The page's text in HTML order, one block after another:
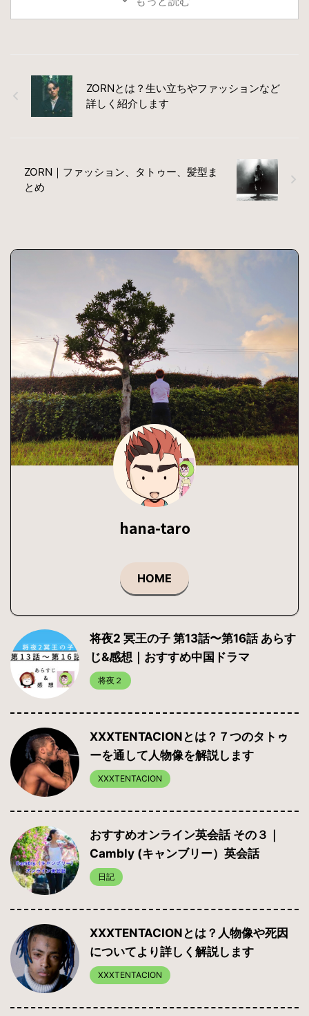
す「夫子ってすごい」と思い
冥王の子』の 主人公の寧缺
（ネイ・ケツ）役 は、一作目
の『将夜 戦乱の帝国』の 陳飛
ZORNとは？生い立ちやファッションなど
詳しく紹介します
ZORN｜ファッション、タトゥー、髪型ま
とめ
hana-taro
HOME
将夜2 冥王の子 第13話〜第16話 あらす
じ&感想｜おすすめ中国ドラマ
将夜２
XXXTENTACIONとは？７つのタトゥ
ーを通して人物像を解説します
XXXTENTACION
おすすめオンライン英会話 その３｜
Cambly (キャンブリー）英会話
日記
XXXTENTACIONとは？人物像や死因
についてより詳しく解説します
XXXTENTACION